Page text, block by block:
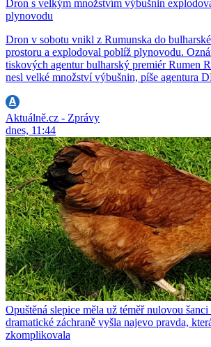
Dron s velkým množstvím výbušnin
plynovodu
Dron v sobotu vnikl z Rumunska do
prostoru a explodoval poblíž plynovodu.
tiskových agentur bulharský premiér Rumen
nesl velké množství výbušnin, píše agentura
Aktuálně.cz - Zprávy
dnes, 11:44
Opuštěná slepice měla už téměř nulovou
dramatické záchraně vyšla najevo pravda,
zkomplikovala